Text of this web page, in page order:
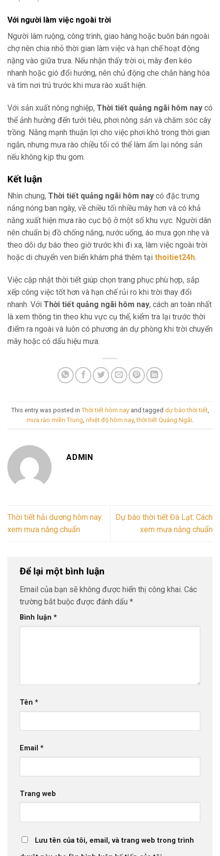
Với người làm việc ngoài trời
Người làm ruộng, công trình, giao hàng hoặc buôn bán ngoài
chợ nên chia nhỏ thời gian làm việc và hạn chế hoạt động
nặng vào giữa trưa. Nếu nhận thấy trời oi, mây đen kéo
nhanh hoặc gió đổi hướng, nên chủ động che chắn hàng hóa
và tìm nơi trú trước khi mưa rào xuất hiện.
Với sản xuất nông nghiệp, Thời tiết quảng ngãi hôm nay có
thể ảnh hưởng đến tưới tiêu, phơi nông sản và chăm sóc cây
trồng. Nắng mạnh thuận lợi cho việc phơi khô trong thời gian
ngắn, nhưng mưa rào chiều tối có thể làm ẩm lại nông sản
nếu không kịp thu gom.
Kết luận
Nhìn chung, Thời tiết quảng ngãi hôm nay có đặc trưng
nắng nóng ban ngày, về chiều tối nhiều mây hơn và có khả
năng xuất hiện mưa rào cục bộ ở một số khu vực. Người dân
nên chuẩn bị đồ chống nắng, nước uống, áo mưa gọn nhẹ và
theo dõi dự báo theo giờ trước khi đi xa, làm việc ngoài trời
hoặc di chuyển ven biển khám phá thêm tại thoitiet24h.
Việc cập nhật thời tiết giúp chọn trang phục phù hợp, sắp
xếp công việc tốt hơn và hạn chế rủi ro khi trời thay đổi
nhanh. Với Thời tiết quảng ngãi hôm nay, cách an toàn nhất
là xem thông tin theo khu vực cụ thể, kiểm tra lại trước thời
điểm ra ngoài và luôn có phương án dự phòng khi trời chuyển
mây hoặc có dấu hiệu mưa.
This entry was posted in Thời tiết hôm nayand tagged dự báo thời tiết,
mưa rào miền Trung nhiệt độ hôm nay,thời tiết Quảng Ngãi
ADMIN
Thời tiết hải dương hôm nay:
xem mưa nắng chuẩn
Dự báo thời tiết Đà Lạt: Cách
xem mưa nắng chuẩn
Để lại một bình luận
Email của bạn sẽ không được hiển thị công khai. Các
trường bắt buộc được đánh dấu *
Bình luận *
Tên *
Email *
Trang web
Lưu tên của tôi, email, và trang web trong trình